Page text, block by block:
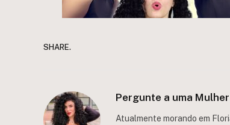
SHARE.
Pergunte a uma Mulher
Atualmente morando em